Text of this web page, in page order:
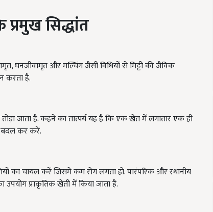
सिद्धांत
घनजीवामृत और मल्चिंग जैसी विधियों से मिट्टी की जैविक
करता है.
जाता है. कहने का तात्पर्य यह है कि एक खेत में लगातार एक ही
कर करें.
का चायल करें जिसमे कम रोग लगता हो. पारंपरिक और स्थानीय
उपयोग प्राकृतिक खेती में किया जाता है.